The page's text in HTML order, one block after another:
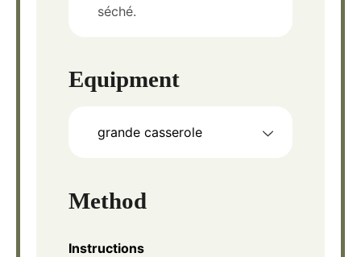
séché.
Equipment
grande casserole
Method
Instructions